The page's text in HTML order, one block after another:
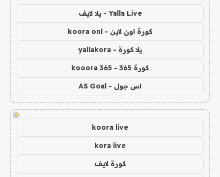
Yalla Live - يلا لايف
كورة اون لاين - koora onl
يلا كورة - yallakora
كورة 365 - kooora 365
اس جول - AS Goal
!
koora live
kora live
كورة لايف